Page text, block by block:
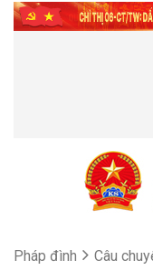
Pháp đình ​Câu